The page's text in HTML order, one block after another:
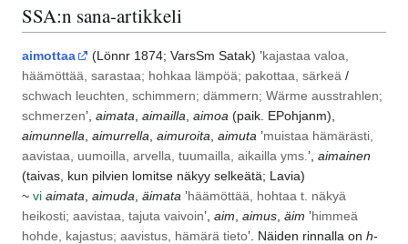
SSA:n sana-artikkeli
aimottaa (Lönnr 1874; VarsSm Satak) ’kajastaa valoa,
häämöttää, sarastaa; hohkaa lämpöä; pakottaa, särkeä /
schwach leuchten, schimmern; dämmern; Wärme ausstrahlen;
schmerzen’, aimata aimailla aimoa (paik. EPohjanm),
aimunnella aimurrella aimuroita aimuta ’muistaa hämärästi,
aavistaa, uumoilla, arvella, tuumailla, aikailla yms. ’, aimainen
(taivas, kun pilvien lomitse näkyy selkeätä; Lavia)
~ vi aimata aimuda äimata ’häämöttää, hohtaa t. näkyä
heikosti; aavistaa, tajuta vaivoin’, aim aimus äim ’himmeä
hohde, kajastus; aavistus, hämärä tieto’. Näiden rinnalla on h-